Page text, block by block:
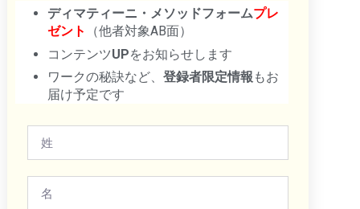
ディマティーニ・メソッドフォームプレ
ゼント
（他者対象AB面）
コンテンツUPをお知らせします
ワークの秘訣など、 登録者限定情報 もお
届け予定です